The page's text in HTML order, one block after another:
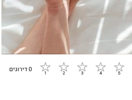
0 דירוגים